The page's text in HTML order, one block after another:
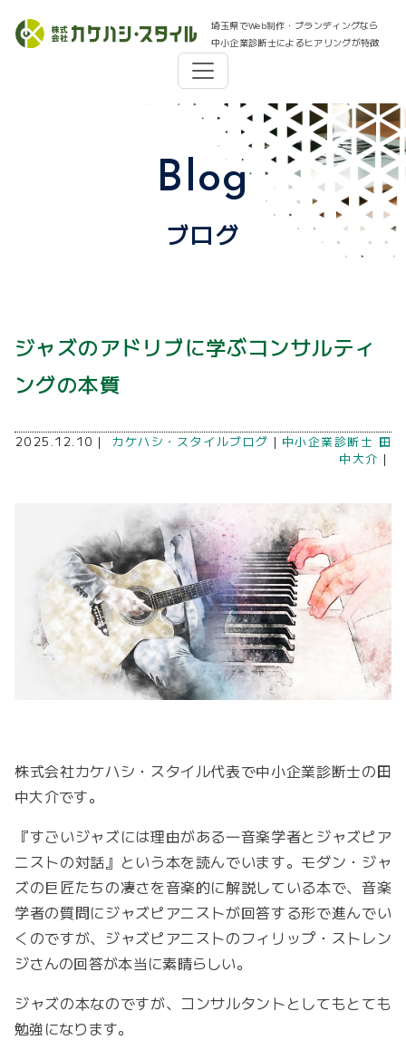
埼玉県でWeb制作・ブランディングなら
中小企業診断士によるヒアリングが特徴
Blog
ブログ
ジャズのアドリブに学ぶコンサルティ
ングの本質
2025.12.10｜ カケハシ・スタイルブログ ｜ 中小企業診断士 田
中大介 ｜
株式会社カケハシ・スタイル代表で中小企業診断士の田
中大介です。
『すごいジャズには理由がある―音楽学者とジャズピア
ニストの対話』という本を読んでいます。モダン・ジャ
ズの巨匠たちの凄さを音楽的に解説している本で、音楽
学者の質問にジャズピアニストが回答する形で進んでい
くのですが、ジャズピアニストのフィリップ・ストレン
ジさんの回答が本当に素晴らしい。
ジャズの本なのですが、コンサルタントとしてもとても
勉強になります。